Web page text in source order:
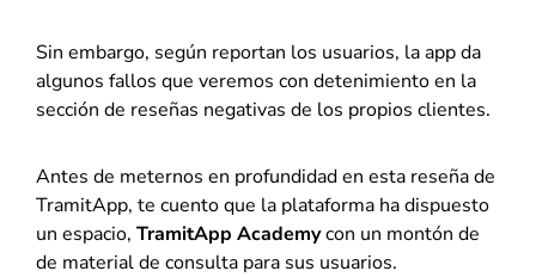
Sin embargo, según reportan los usuarios, la app da
algunos fallos que veremos con detenimiento en la
sección de reseñas negativas de los propios clientes.
Antes de meternos en profundidad en esta reseña de
TramitApp, te cuento que la plataforma ha dispuesto
un espacio, TramitApp Academycon un montón de
de material de consulta para sus usuarios.